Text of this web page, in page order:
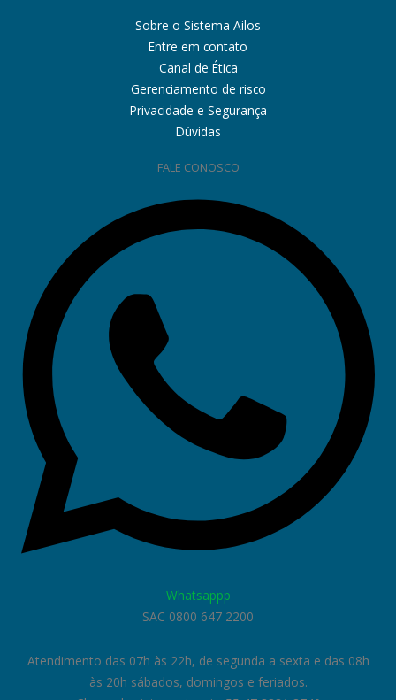
Sobre o Sistema Ailos
Entre em contato
Canal de Ética
Gerenciamento de risco
Privacidade e Segurança
Dúvidas
FALE CONOSCO
Whatsappp
SAC 0800 647 2200
Atendimento das 07h às 22h, de segunda a sexta e das 08h
às 20h sábados, domingos e feriados.